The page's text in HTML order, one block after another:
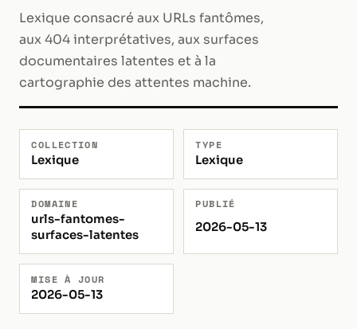
Lexique consacré aux URLs fantômes,
aux 404 interprétatives, aux surfaces
documentaires latentes et à la
cartographie des attentes machine.
COLLECTION
Lexique
TYPE
Lexique
DOMAINE
urls-fantomes-
surfaces-latentes
PUBLIÉ
2026-05-13
MISE À JOUR
2026-05-13